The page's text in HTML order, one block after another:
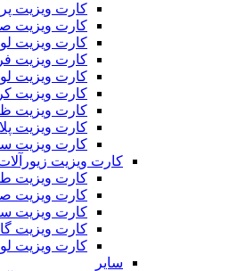
کارت ویزیت
کارت ویزیت
کارت ویزیت
کارت ویزیت
کارت ویزیت
کارت ویزیت
کارت ویزیت
کارت ویزیت
کارت ویزیت
کارت ویزیت
کارت ویزیت
کارت ویزیت
کارت ویزیت
کارت ویزیت
کارت ویزیت
سایر